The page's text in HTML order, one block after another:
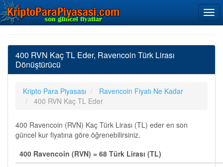
400 RVN Kaç TL Eder, Ravencoin Türk Lirası
Dönüştürücü
Kripto Para Piyasası
Ravencoin Fiyatı Ne Kadar
400 RVN Kaç TL Eder
400 Ravencoin (RVN) Kaç Türk Lirası (TL) eder en son
güncel kur fiyatına göre öğrenebilirsiniz.
400 Ravencoin (RVN) = 68 Türk Lirası (TL)